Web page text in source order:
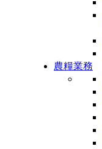
農糧業務